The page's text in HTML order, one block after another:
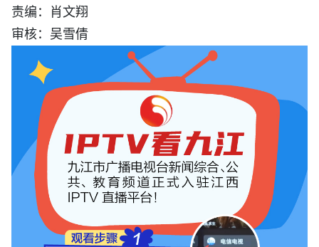
责编：肖文翔
审核：吴雪倩